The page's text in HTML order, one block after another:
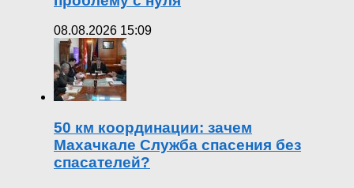
08.08.2026 15:09
50 км координации: зачем
Махачкале Служба спасения без
спасателей?